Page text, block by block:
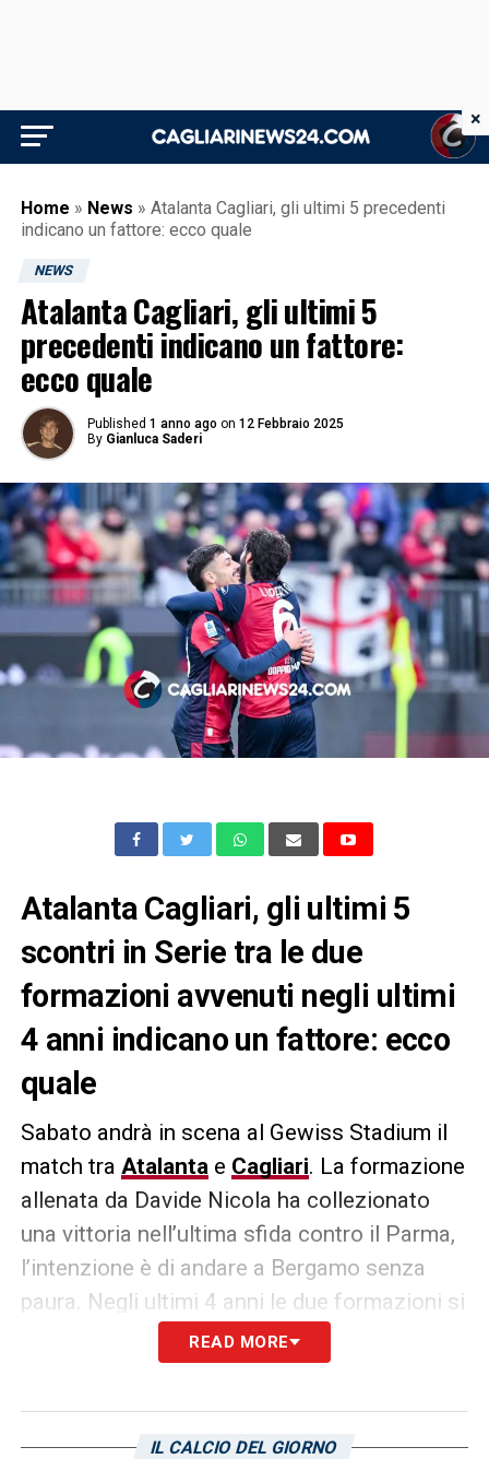
Home » News » Atalanta Cagliari, gli ultimi 5 precedenti
indicano un fattore: ecco quale
NEWS
Atalanta Cagliari, gli ultimi 5
precedenti indicano un fattore:
ecco quale
Published 1 anno ago on 12 Febbraio 2025
By Gianluca Saderi
Atalanta Cagliari, gli ultimi 5
scontri in Serie tra le due
formazioni avvenuti negli ultimi
4 anni indicano un fattore: ecco
quale
Sabato andrà in scena al Gewiss Stadium il
match tra Atalantae Cagliari. La formazione
allenata da Davide Nicola ha collezionato
una vittoria nell’ultima sfida contro il Parma,
l’intenzione è di andare a Bergamo senza
paura. Negli ultimi 4 anni le due formazioni si
sono affrontate cinque volte, con 3 vittorie
dei bergamaschi e 2 dei sardi. L’ultima sfida
match che terminò 0-1.
READ MORE
IL CALCIO DEL GIORNO
×